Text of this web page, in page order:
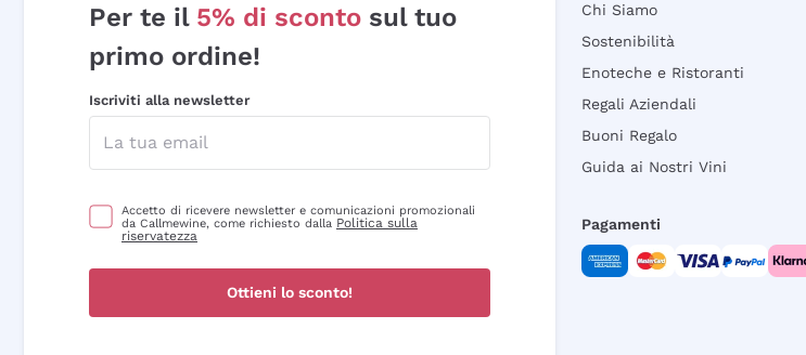
Per te il 5% di sconto sul tuo
primo ordine!
Iscriviti alla newsletter
Accetto di ricevere newsletter e comunicazioni promozionali
da Callmewine, come richiesto dalla Politica sulla
riservatezza
Ottieni lo sconto!
Chi Siamo
Sostenibilità
Enoteche e Ristoranti
Regali Aziendali
Buoni Regalo
Guida ai Nostri Vini
Pagamenti